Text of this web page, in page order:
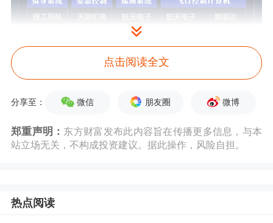
点击阅读全文
分享至： 微信 朋友圈 微博
郑重声明： 东方财富发布此内容旨在传播更多信息，与本
站立场无关，不构成投资建议。据此操作，风险自担。
热点阅读